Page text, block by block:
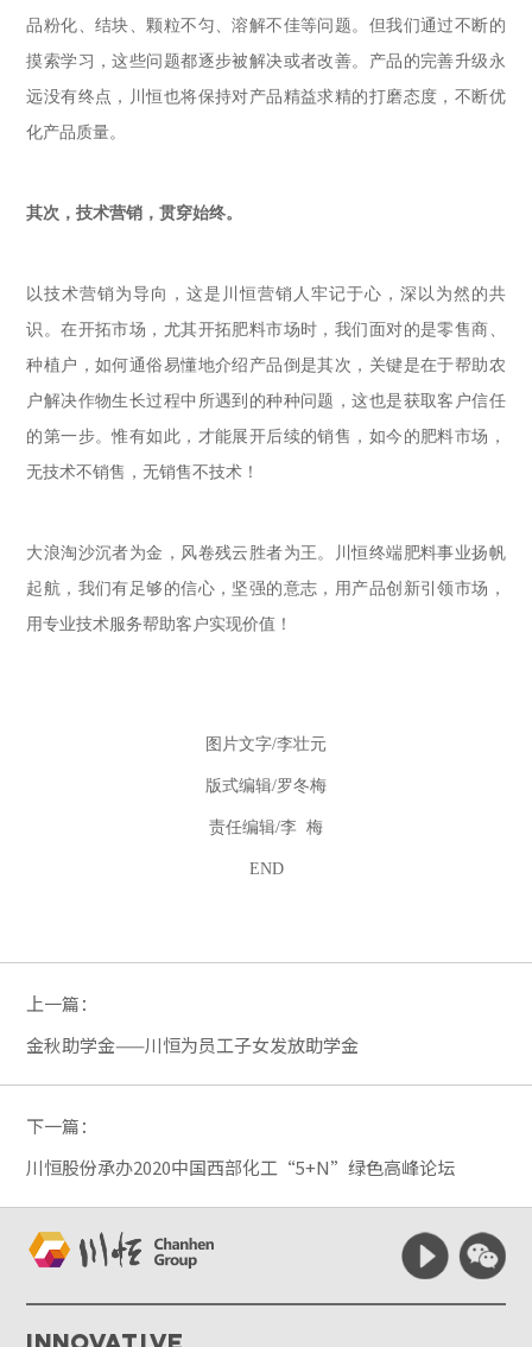
品粉化、结块、颗粒不匀、溶解不佳等问题。但我们通过不断的
摸索学习，这些问题都逐步被解决或者改善。产品的完善升级永
远没有终点，川恒也将保持对产品精益求精的打磨态度，不断优
化产品质量。
其次，技术营销，贯穿始终。
以技术营销为导向，这是川恒营销人牢记于心，深以为然的共
识。在开拓市场，尤其开拓肥料市场时，我们面对的是零售商、
种植户，如何通俗易懂地介绍产品倒是其次，关键是在于帮助农
户解决作物生长过程中所遇到的种种问题，这也是获取客户信任
的第一步。惟有如此，才能展开后续的销售，如今的肥料市场，
无技术不销售，无销售不技术！
大浪淘沙沉者为金，风卷残云胜者为王。川恒终端肥料事业扬帆
起航，我们有足够的信心，坚强的意志，用产品创新引领市场，
用专业技术服务帮助客户实现价值！
图片文字/李壮元
版式编辑/罗冬梅
责任编辑/李 梅
END
上一篇：
金秋助学金——川恒为员工子女发放助学金
下一篇：
川恒股份承办2020中国西部化工“5+N”绿色高峰论坛
Innovative